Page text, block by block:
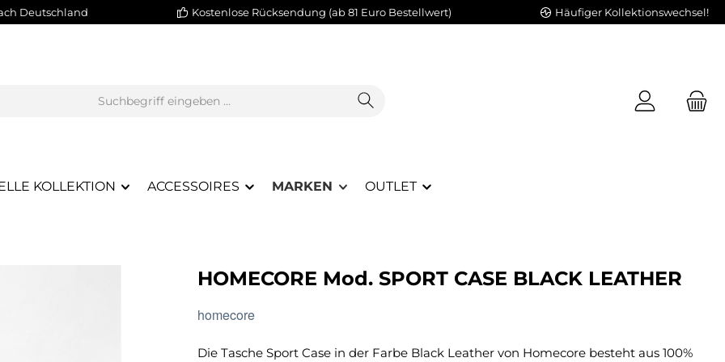
Deutschland Kostenlose Rücksendung (ab 81 Euro Bestellwert) Häufiger Kollektionswechsel!
KOLLEKTION ACCESSOIRES MARKEN OUTLET
HOMECORE Mod. SPORT CASE BLACK LEATHER
homecore
Die Tasche Sport Case in der Farbe Black Leather von Homecore besteht aus 100%